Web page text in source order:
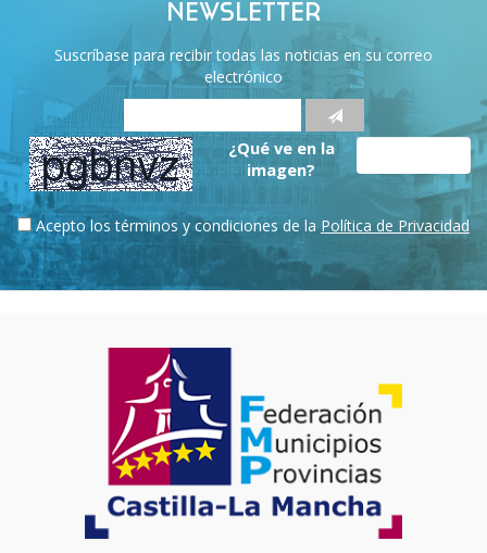
NEWSLETTER
Suscríbase para recibir todas las noticias en su correo
electrónico
¿Qué ve en la
imagen?
Acepto los términos y condiciones de la Política de Privacidad